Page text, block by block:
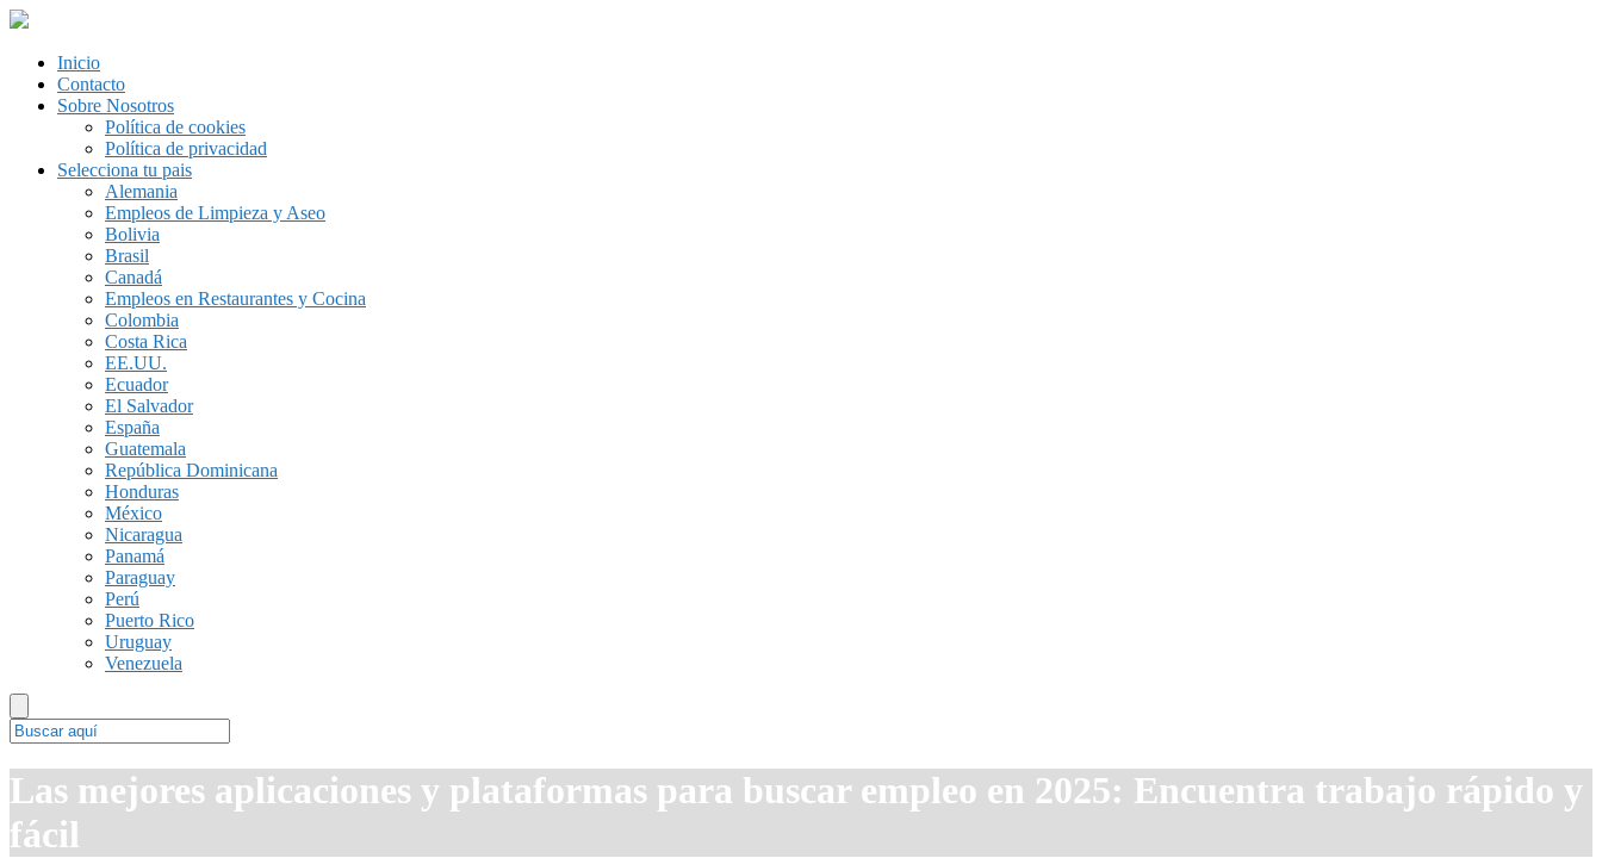
Inicio
Contacto
Sobre Nosotros
Política de cookies
Política de privacidad
Selecciona tu pais
Alemania
Empleos de Limpieza y Aseo
Bolivia
Brasil
Canadá
Empleos en Restaurantes y Cocina
Colombia
Costa Rica
EE.UU.
Ecuador
El Salvador
España
Guatemala
República Dominicana
Honduras
México
Nicaragua
Panamá
Paraguay
Perú
Puerto Rico
Uruguay
Venezuela
Las mejores aplicaciones y plataformas para buscar empleo en 2025: Encuentra trabajo rápido y
fácil